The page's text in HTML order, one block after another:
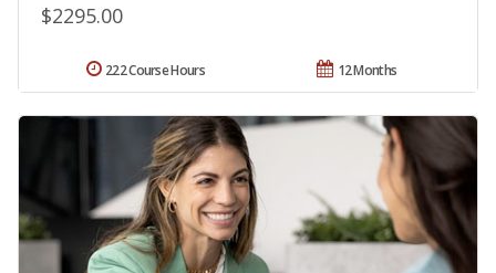
$2295.00
12 Months
222 Course Hours